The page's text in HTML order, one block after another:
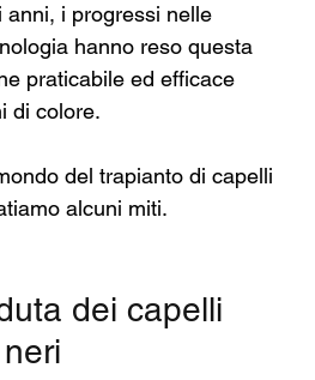
anni, i progressi nelle
hanno reso questa
praticabile ed efficace
di colore.
del trapianto di capelli
alcuni miti.
dei capelli